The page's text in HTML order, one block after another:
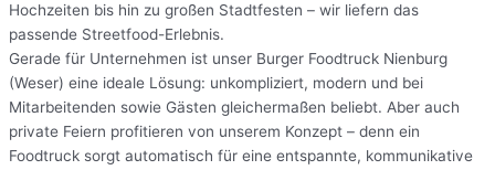
Hochzeiten bis hin zu großen Stadtfesten – wir liefern das
passende Streetfood-Erlebnis.
Gerade für Unternehmen ist unser Burger Foodtruck Nienburg
(Weser) eine ideale Lösung: unkompliziert, modern und bei
Mitarbeitenden sowie Gästen gleichermaßen beliebt. Aber auch
private Feiern profitieren von unserem Konzept – denn ein
Foodtruck sorgt automatisch für eine entspannte, kommunikative